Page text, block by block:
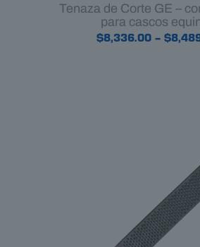
Tenaza de Corte GE –
para cascos
$8,336.00 – $